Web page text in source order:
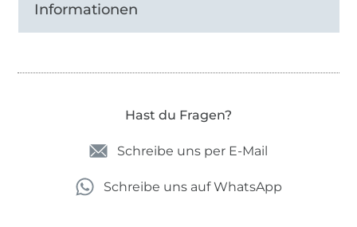
Informationen
Hast du Fragen?
Schreibe uns per E-Mail
Schreibe uns auf WhatsApp